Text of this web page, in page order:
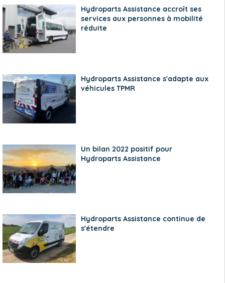
Hydroparts Assistance accroît ses
services aux personnes à mobilité
réduite
Hydroparts Assistance s'adapte aux
véhicules TPMR
Un bilan 2022 positif pour
Hydroparts Assistance
Hydroparts Assistance continue de
s'étendre